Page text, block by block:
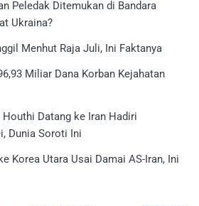
Peledak Ditemukan di Bandara
Ukraina?
Menhut Raja Juli, Ini Faktanya
Miliar Dana Korban Kejahatan
Datang ke Iran Hadiri
Dunia Soroti Ini
Korea Utara Usai Damai AS-Iran, Ini